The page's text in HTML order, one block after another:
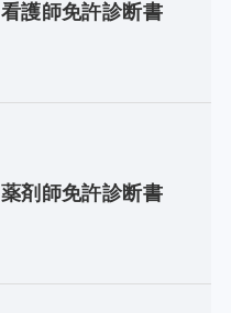
看護師免許診断書
薬剤師免許診断書